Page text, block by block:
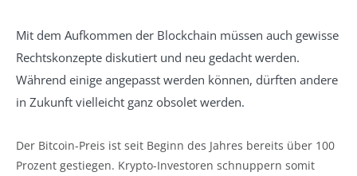
Mit dem Aufkommen der Blockchain müssen auch gewisse
Rechtskonzepte diskutiert und neu gedacht werden.
Während einige angepasst werden können, dürften andere
in Zukunft vielleicht ganz obsolet werden.
Der Bitcoin-Preis ist seit Beginn des Jahres bereits über 100
Prozent gestiegen. Krypto-Investoren schnuppern somit